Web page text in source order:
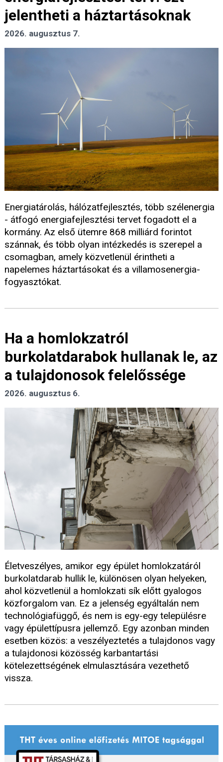
jelentheti a háztartásoknak
2026. augusztus 7.
Energiatárolás, hálózatfejlesztés, több szélenergia
- átfogó energiafejlesztési tervet fogadott el a
kormány. Az első ütemre 868 milliárd forintot
szánnak, és több olyan intézkedés is szerepel a
csomagban, amely közvetlenül érintheti a
napelemes háztartásokat és a villamosenergia-
fogyasztókat.
Ha a homlokzatról
burkolatdarabok hullanak le, az
a tulajdonosok felelőssége
2026. augusztus 6.
Életveszélyes, amikor egy épület homlokzatáról
burkolatdarab hullik le, különösen olyan helyeken,
ahol közvetlenül a homlokzati sík előtt gyalogos
közforgalom van. Ez a jelenség egyáltalán nem
technológiafüggő, és nem is egy-egy településre
vagy épülettípusra jellemző. Egy azonban minden
esetben közös: a veszélyeztetés a tulajdonos vagy
a tulajdonosi közösség karbantartási
kötelezettségének elmulasztására vezethető
vissza.